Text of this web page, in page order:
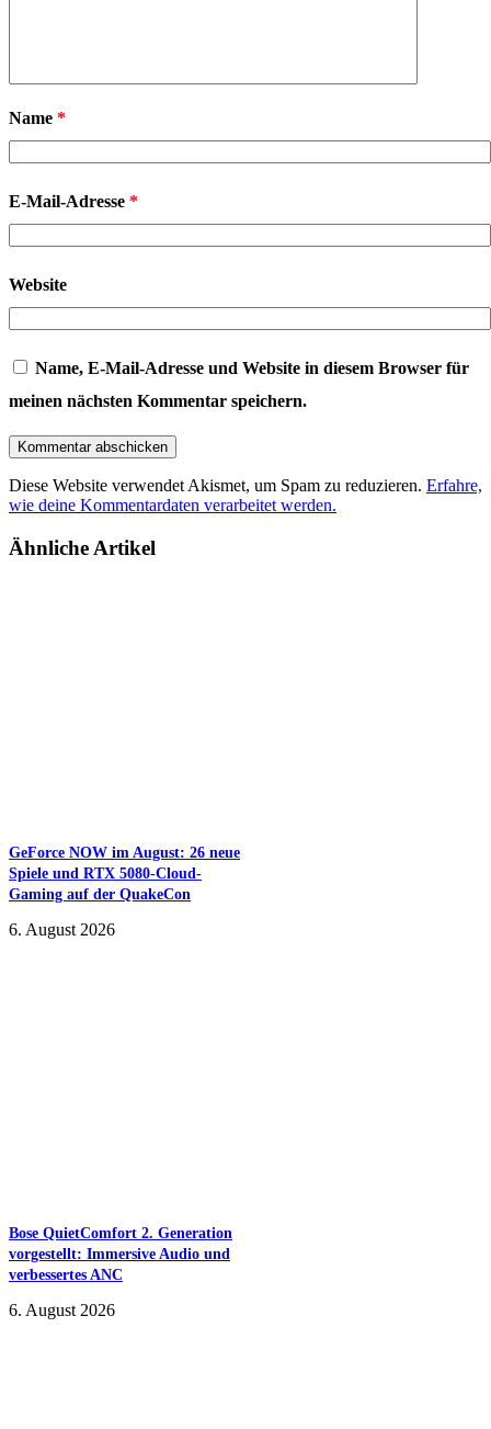
Name *
E-Mail-Adresse *
Website
Name, E-Mail-Adresse und Website in diesem Browser für
meinen nächsten Kommentar speichern.
Diese Website verwendet Akismet, um Spam zu reduzieren. Erfahre,
wie deine Kommentardaten verarbeitet werden.
Ähnliche Artikel
GeForce NOW im August: 26 neue
Spiele und RTX 5080-Cloud-
Gaming auf der QuakeCon
6. August 2026
Bose QuietComfort 2. Generation
vorgestellt: Immersive Audio und
verbessertes ANC
6. August 2026